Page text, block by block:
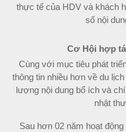
thực tế của HDV và khách
số nội
Cơ Hội hợp
Cùng với mục tiêu phát
thông tin nhiều hơn về du
lượng nội dung bổ ích và
nhật
Sau hơn 02 năm hoạt